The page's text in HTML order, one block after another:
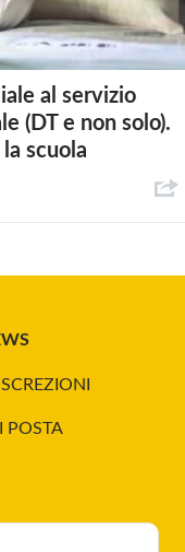
al servizio
(DT e non solo).
scuola
POSTA